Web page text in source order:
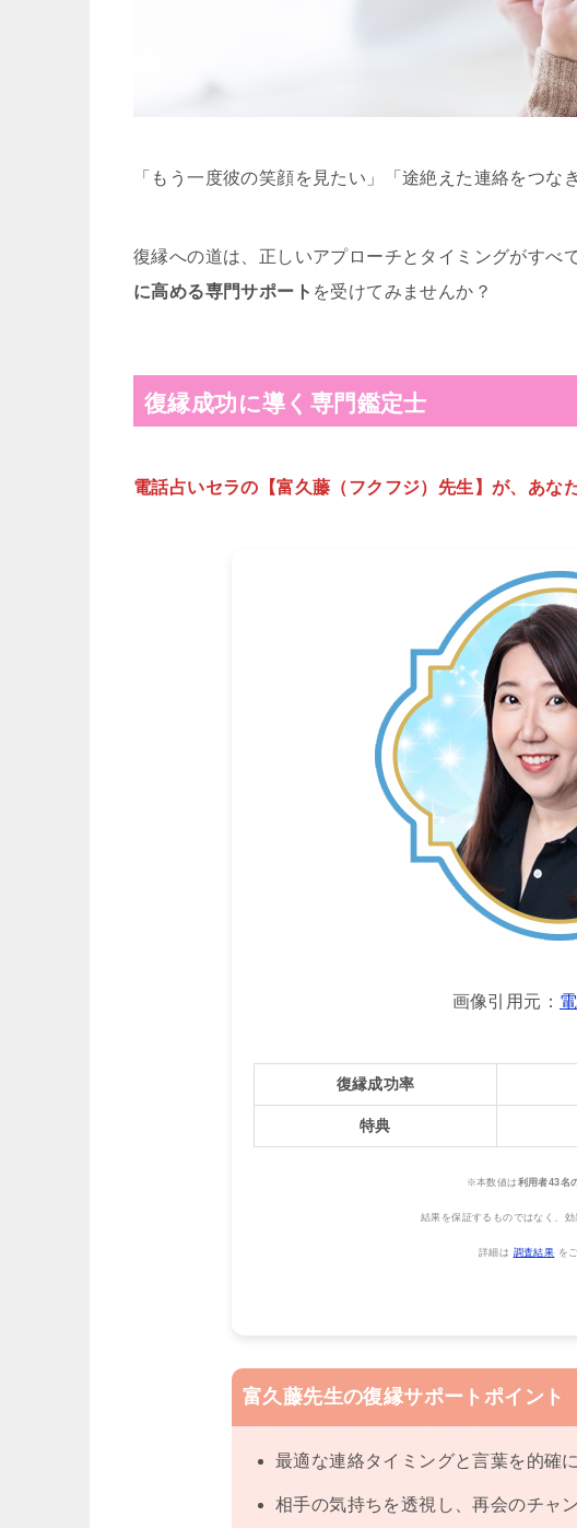
「もう一度彼の笑顔を見たい」「途絶えた連絡をつな
復縁への道は、正しいアプローチとタイミングがすべ
に高める専門サポート を受けてみませんか？
復縁成功に導く専門鑑定士
電話占いセラの【富久藤（フクフジ）先生】が、あな
画像引用元：
復縁成功率
特典
※本数値は 利用者43名
結果を保証するものではなく、効
詳細は 調査結果 を
富久藤先生の復縁サポートポイント
最適な連絡タイミングと言葉を的確
相手の気持ちを透視し、再会のチャ